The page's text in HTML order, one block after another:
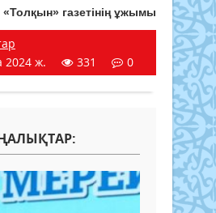
«Толқын» газетінің ұжымы
2024 ж.
331 0